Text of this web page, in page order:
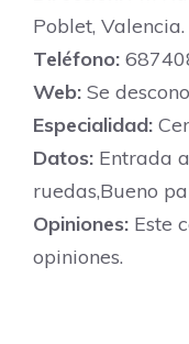
Poblet, Valencia.
Teléfono:
Web: Se
Especialidad:
Datos: Entrada
ruedas,Bueno
Opiniones: Este
opiniones.